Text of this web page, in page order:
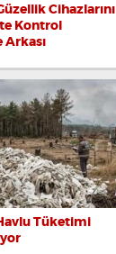
Cihazlarını
Kontrol
Tüketimi